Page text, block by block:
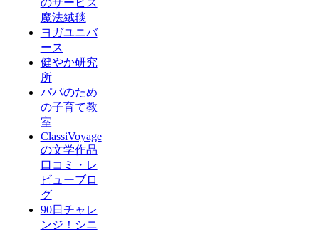
魔法絨毯
ヨガユニバ
ース
健やか研究
所
パパのため
の子育て教
室
ClassiVoyage
の文学作品
口コミ・レ
ビューブロ
グ
90日チャレ
ンジ！シニ